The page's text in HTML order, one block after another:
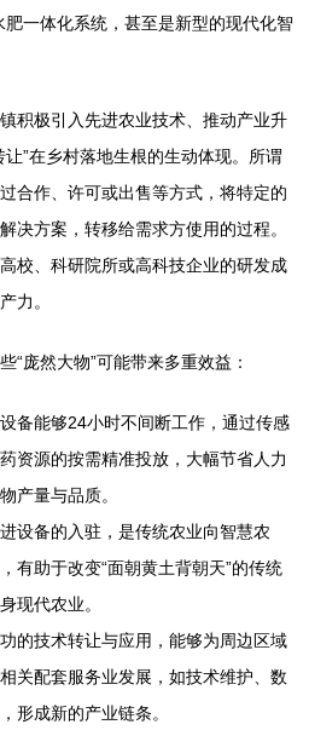
肥一体化系统，甚至是新型的现代化智
积极引入先进农业技术、推动产业升
”在乡村落地生根的生动体现。所谓
合作、许可或出售等方式，将特定的
决方案，转移给需求方使用的过程。
校、科研院所或高科技企业的研发成
力。
“庞然大物”可能带来多重效益：
设备能够24小时不间断工作，通过传感
资源的按需精准投放，大幅节省人力
产量与品质。
进设备的入驻，是传统农业向智慧农
有助于改变“面朝黄土背朝天”的传统
现代农业。
功的技术转让与应用，能够为周边区域
关配套服务业发展，如技术维护、数
形成新的产业链条。